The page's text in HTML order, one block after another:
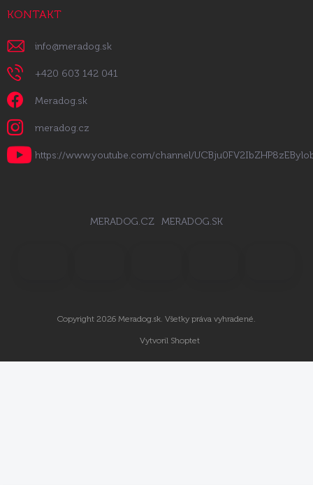
KONTAKT
info@meradog.sk
+420 603 142 041
Meradog.sk
meradog.cz
https://www.youtube.com/channel/
MERADOG.CZ MERADOG.SK
Vytvoril Shoptet
Copyright 2026 Meradog.sk . Všetky práva vyhradené.